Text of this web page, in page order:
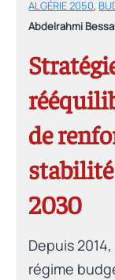
ALGÉRIE 2050,
Abdelrahmi
de
2030
Depuis
régime